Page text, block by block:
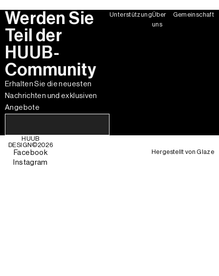
Werden Sie
Teil der
HUUB-
Community
Erhalten Sie die neuesten
Nachrichten und exklusiven
Angebote
UnterstützungÜber
uns
Gemeinschaft
HUUB
DESIGN©2026
Facebook
Instagram
Hergestellt vonGlaze